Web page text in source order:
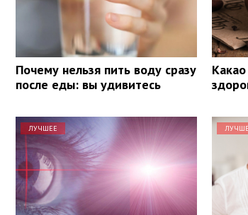
Почему нельзя пить воду сразу
после еды: вы удивитесь
ЛУЧШЕЕ